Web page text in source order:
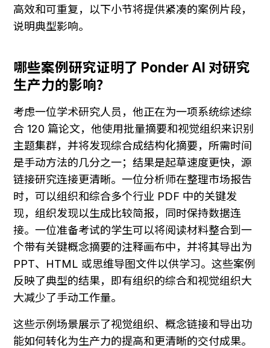
高效和可重复，以下小节将提供紧凑的案例片段，
说明典型影响。
哪些案例研究证明了 Ponder AI 对研究
生产力的影响？
考虑一位学术研究人员，他正在为一项系统综述综
合 120 篇论文，他使用批量摘要和视觉组织来识别
主题集群，并将发现综合成结构化摘要，所需时间
是手动方法的几分之一；结果是起草速度更快，源
链接研究连接更清晰。一位分析师在整理市场报告
时，可以组织和综合多个行业 PDF 中的关键发
现，组织发现以生成比较简报，同时保持数据连
接。一位准备考试的学生可以将阅读材料整合到一
个带有关键概念摘要的注释画布中，并将其导出为
PPT、HTML 或思维导图文件以供学习。这些案例
反映了典型的结果，即有组织的综合和视觉组织大
大减少了手动工作量。
这些示例场景展示了视觉组织、概念链接和导出功
能如何转化为生产力的提高和更清晰的交付成果。